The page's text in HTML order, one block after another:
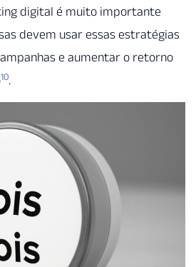
digital é muito importante
devem usar essas estratégias
e aumentar o retorno
10.